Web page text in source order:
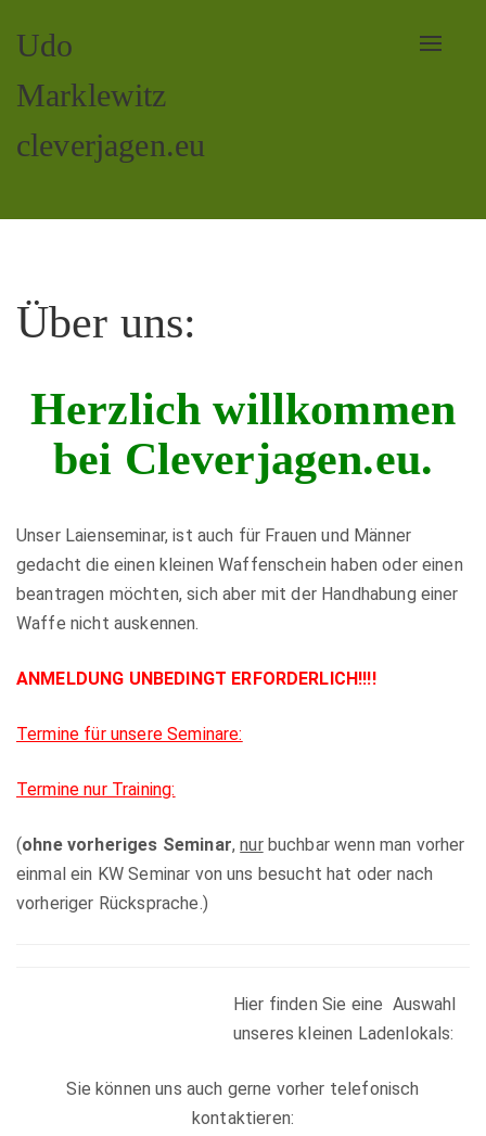
Udo
Marklewitz
cleverjagen.eu
Toggle
Über uns:
Herzlich willkommen
bei Cleverjagen.eu.
Unser Laienseminar, ist auch für Frauen und Männer
gedacht die einen kleinen Waffenschein haben oder einen
beantragen möchten, sich aber mit der Handhabung einer
Waffe nicht auskennen.
ANMELDUNG UNBEDINGT ERFORDERLICH!!!!
Termine für unsere Seminare:
Termine nur Training:
(ohne vorheriges Seminar,nurbuchbar wenn man vorher
einmal ein KW Seminar von uns besucht hat oder nach
vorheriger Rücksprache.)
Hier finden Sie eine Auswahl
unseres kleinen Ladenlokals:
Sie können uns auch gerne vorher telefonisch
kontaktieren: